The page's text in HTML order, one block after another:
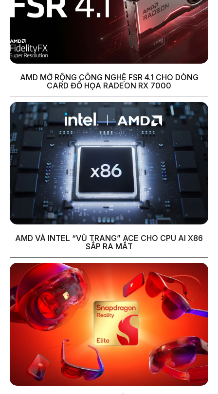
AMD MỞ RỘNG CÔNG NGHỆ FSR 4.1 CHO DÒNG
CARD ĐỒ HỌA RADEON RX 7000
AMD VÀ INTEL “VŨ TRANG” ACE CHO CPU AI X86
SẮP RA MẮT